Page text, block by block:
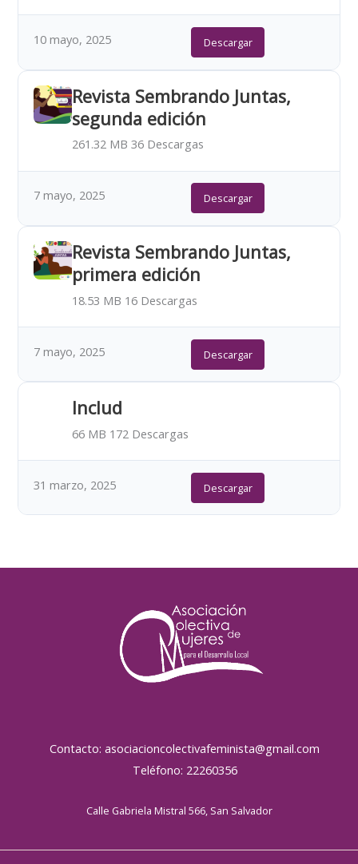
10 mayo, 2025 Descargar
Revista Sembrando Juntas,
segunda edición
261.32 MB 36 Descargas
7 mayo, 2025 Descargar
Revista Sembrando Juntas,
primera edición
18.53 MB 16 Descargas
7 mayo, 2025 Descargar
Includ
66 MB 172 Descargas
31 marzo, 2025 Descargar
Contacto: asociacioncolectivafeminista@gmail.com
Teléfono: 22260356
Calle Gabriela Mistral 566, San Salvador